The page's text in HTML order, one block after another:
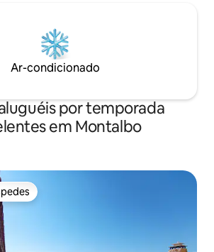
otros siete
exterior, zona de
al aire libre,
y disfrutar del
Ar-condicionado
por temporada
em Montalbo